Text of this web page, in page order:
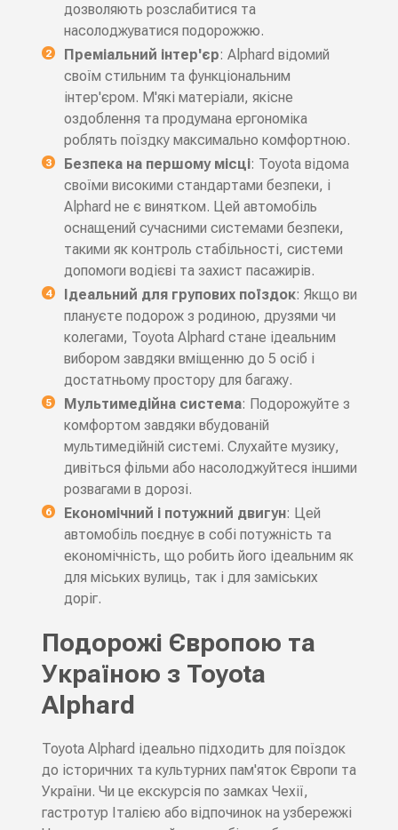
дозволяють розслабитися та
насолоджуватися подорожжю.
Преміальний інтер'єр: Alphard відомий
своїм стильним та функціональним
інтер'єром. М'які матеріали, якісне
оздоблення та продумана ергономіка
роблять поїздку максимально комфортною.
Безпека на першому місці: Toyota відома
своїми високими стандартами безпеки, і
Alphard не є винятком. Цей автомобіль
оснащений сучасними системами безпеки,
такими як контроль стабільності, системи
допомоги водієві та захист пасажирів.
Ідеальний для групових поїздок: Якщо ви
плануєте подорож з родиною, друзями чи
колегами, Toyota Alphard стане ідеальним
вибором завдяки вміщенню до 5 осіб і
достатньому простору для багажу.
Мультимедійна система: Подорожуйте з
комфортом завдяки вбудованій
мультимедійній системі. Слухайте музику,
дивіться фільми або насолоджуйтеся іншими
розвагами в дорозі.
Економічний і потужний двигун: Цей
автомобіль поєднує в собі потужність та
економічність, що робить його ідеальним як
для міських вулиць, так і для заміських
доріг.
Подорожі Європою та
Україною з Toyota
Alphard
Toyota Alphard ідеально підходить для поїздок
до історичних та культурних пам'яток Європи та
України. Чи це екскурсія по замках Чехії,
гастротур Італією або відпочинок на узбережжі